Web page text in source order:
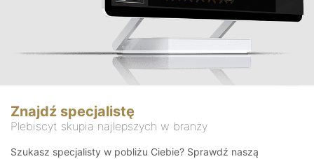
Znajdź specjalistę
Plebiscyt skupia najlepszych w branży
Szukasz specjalisty w pobliżu Ciebie? Sprawdź naszą